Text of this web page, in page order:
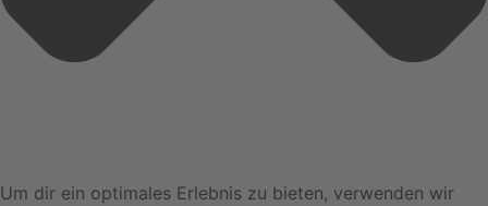
Um dir ein optimales Erlebnis zu bieten, verwenden wir